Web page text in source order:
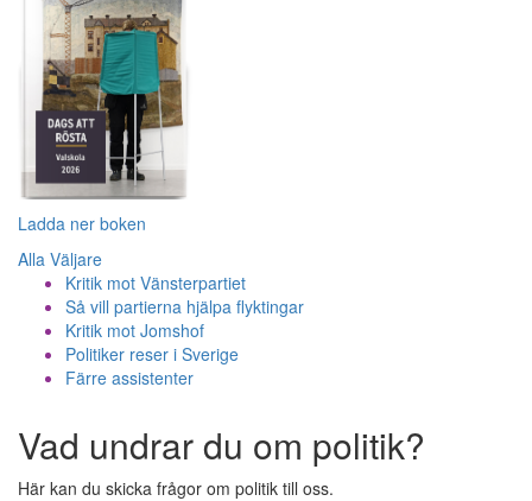
Ladda ner boken
Alla Väljare
Kritik mot Vänsterpartiet
Så vill partierna hjälpa flyktingar
Kritik mot Jomshof
Politiker reser i Sverige
Färre assistenter
Vad undrar du om politik?
Här kan du skicka frågor om politik till oss.